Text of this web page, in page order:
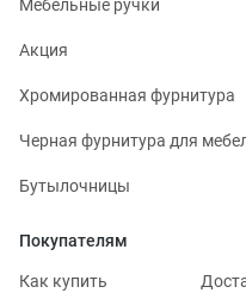
Мебельные ручки
Акция
Хромированная фурнитура
Черная фурнитура для
Бутылочницы
Покупателям
Как купить